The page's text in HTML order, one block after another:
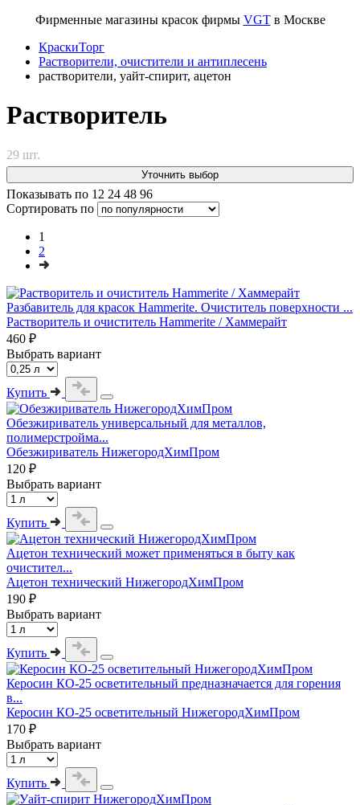
Фирменные магазины красок фирмы VGTв Москве
КраскиТорг
Растворители, очистители и антиплесень
растворители, уайт-спирит, ацетон
Растворитель
29 шт.
Уточнить выбор
Показывать по 12 24 48 96
Сортировать по
1
2
Разбавитель для красок Hammerite. Очиститель поверхности ...
Растворитель и очиститель Hammerite / Хаммерайт
460 ₽
Выбрать вариант
Купить
Обезжириватель универсальный для металлов,
полимерстройма...
Обезжириватель НижегородХимПром
120 ₽
Выбрать вариант
Купить
Ацетон технический может применяться в быту как
очистител...
Ацетон технический НижегородХимПром
190 ₽
Выбрать вариант
Купить
Керосин КО-25 осветительный предназначается для горения
в...
Керосин КО-25 осветительный НижегородХимПром
170 ₽
Выбрать вариант
Купить